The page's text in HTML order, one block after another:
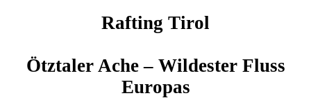
Rafting Tirol
Ötztaler Ache – Wildester Fluss
Europas